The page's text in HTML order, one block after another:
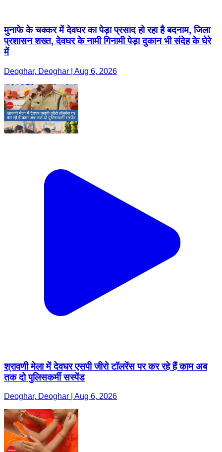
मुनाफे के चक्कर में देवघर का पेड़ा प्रसाद हो रहा है बदनाम, जिला
प्रशासन शख्त, देवघर के नामी गिनामी पेड़ा दुकान भी संदेह के घेरे
में
Deoghar, Deoghar | Aug 6, 2026
श्रावणी मेला में देवघर एसपी जीरो टॉलरेंस पर कर रहे हैं काम अब
तक दो पुलिसकर्मी सस्पेंड
Deoghar, Deoghar | Aug 6, 2026